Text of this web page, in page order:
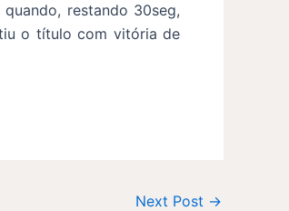
restando 30seg,
o título com vitória de
Next Post →